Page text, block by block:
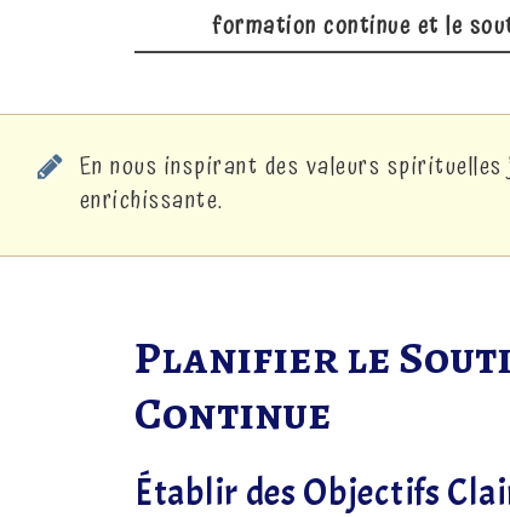
formation continue et le
En nous inspirant des valeurs
enrichissante.
Planifier le
Continue
Établir des Objectifs